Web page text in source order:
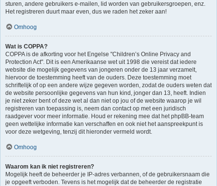
sturen, andere gebruikers e-mailen, lid worden van gebruikersgroepen, enz.
Het registreren duurt maar even, dus we raden het zeker aan!
Omhoog
Wat is COPPA?
COPPA is de afkorting voor het Engelse "Children’s Online Privacy and
Protection Act". Dit is een Amerikaanse wet uit 1998 die vereist dat iedere
website die mogelijk gegevens van jongeren onder de 13 jaar verzamelt,
hiervoor de toestemming heeft van de ouders. Deze toestemming moet
schriftelijk of op een andere wijze gegeven worden, zodat de ouders weten dat
de website persoonlijke gegevens van hun kind, jonger dan 13, heeft. Indien
je niet zeker bent of deze wet al dan niet op jou of de website waarop je wil
registreren van toepassing is, neem dan contact op met een juridisch
raadgever voor meer informatie. Houd er rekening mee dat het phpBB-team
geen wettelijke informatie kan verschaffen en ook niet het aanspreekpunt is
voor deze wetgeving, tenzij dit hieronder vermeld wordt.
Omhoog
Waarom kan ik niet registreren?
Mogelijk heeft de beheerder je IP-adres verbannen, of de gebruikersnaam die
je opgeeft verboden. Tevens is het mogelijk dat de beheerder de registratie